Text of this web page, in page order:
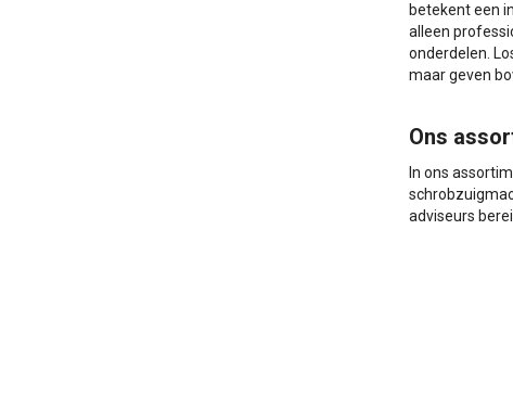
betekent een
alleen
onderdelen.
maar geven
Ons
In ons
adviseurs